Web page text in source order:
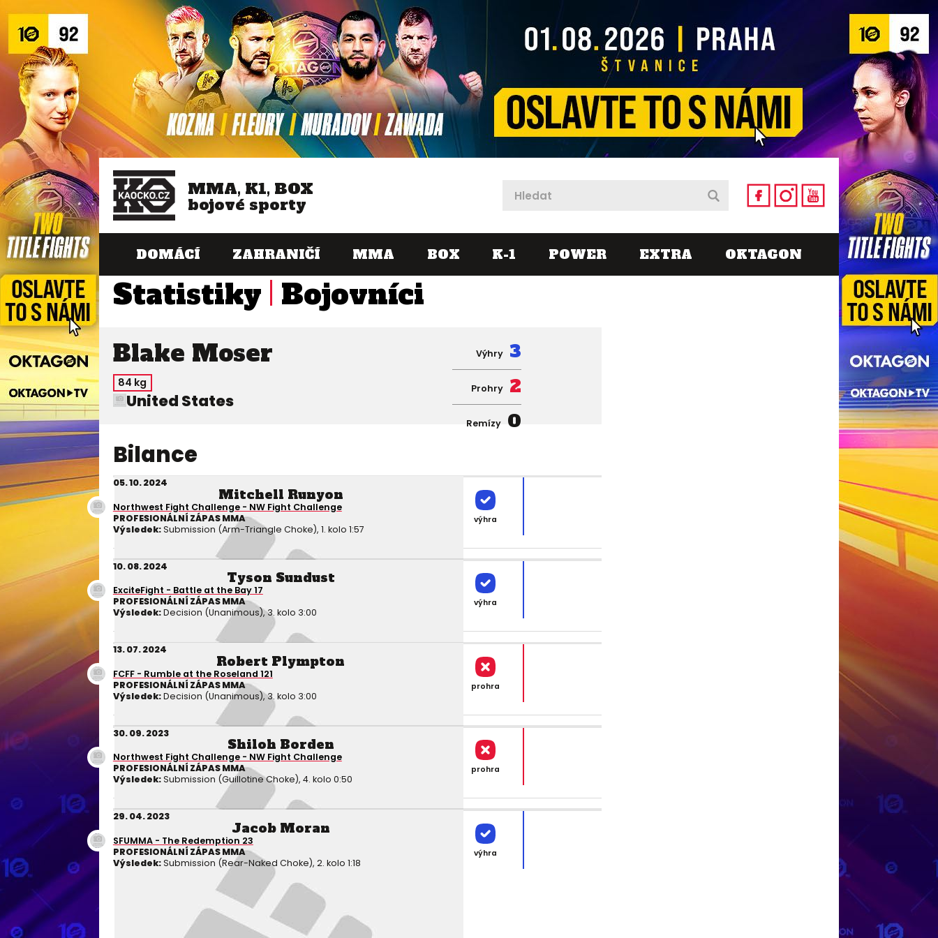
MMA, K1, BOX
bojové sporty
DOMÁCÍ ZAHRANIČÍ MMA BOX K-1 POWER EXTRA OKTAGON
Statistiky Bojovníci
Blake Moser
84 kg
United States
Výhry 3
Prohry 2
Remízy 0
Bilance
05. 10. 2024
Mitchell Runyon
Northwest Fight Challenge - NW Fight Challenge
PROFESIONÁLNÍ ZÁPAS MMA
Výsledek:Submission (Arm-Triangle Choke), 1. kolo 1:57
výhra
10. 08. 2024
Tyson Sundust
ExciteFight - Battle at the Bay 17
PROFESIONÁLNÍ ZÁPAS MMA
Výsledek:Decision (Unanimous), 3. kolo 3:00
výhra
13. 07. 2024
Robert Plympton
FCFF - Rumble at the Roseland 121
PROFESIONÁLNÍ ZÁPAS MMA
Výsledek:Decision (Unanimous), 3. kolo 3:00
prohra
30. 09. 2023
Shiloh Borden
Northwest Fight Challenge - NW Fight Challenge
PROFESIONÁLNÍ ZÁPAS MMA
Výsledek:Submission (Guillotine Choke), 4. kolo 0:50
prohra
29. 04. 2023
Jacob Moran
SFUMMA - The Redemption 23
PROFESIONÁLNÍ ZÁPAS MMA
Výsledek:Submission (Rear-Naked Choke), 2. kolo 1:18
výhra